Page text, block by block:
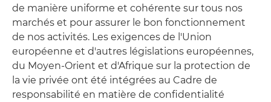
de manière uniforme et cohérente sur tous nos
marchés et pour assurer le bon fonctionnement
de nos activités. Les exigences de l'Union
européenne et d'autres législations européennes,
du Moyen-Orient et d'Afrique sur la protection de
la vie privée ont été intégrées au Cadre de
responsabilité en matière de confidentialité